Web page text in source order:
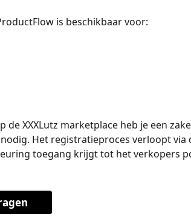
is beschikbaar voor:
XXXLutz marketplace heb je een
Het registratieproces verloopt via
toegang krijgt tot het verkopers